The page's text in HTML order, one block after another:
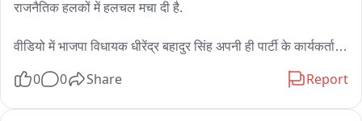
राजनैतिक हलकों में हलचल मचा दी है.
वीडियो में भाजपा विधायक धीरेंद्र बहादुर सिंह अपनी ही पार्टी के कार्यकर्ताओं
से लंबित शासकीय आईटीआई की मांग बताई जा रही है.
0 0 Share Report